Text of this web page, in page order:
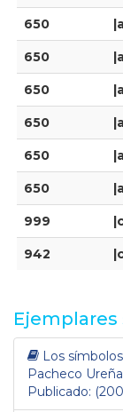
650
650
650
650
650
650
999
942
Ejemplares
Los
Pacheco
Publicado: